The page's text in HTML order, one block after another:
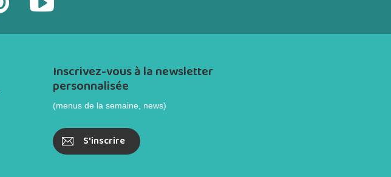
Inscrivez-vous à la newsletter
personnalisée
(menus de la semaine, news)
S'inscrire